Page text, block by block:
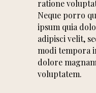
ratione
Neque porro
ipsum quia
adipisci velit,
modi tempora
dolore
voluptatem.